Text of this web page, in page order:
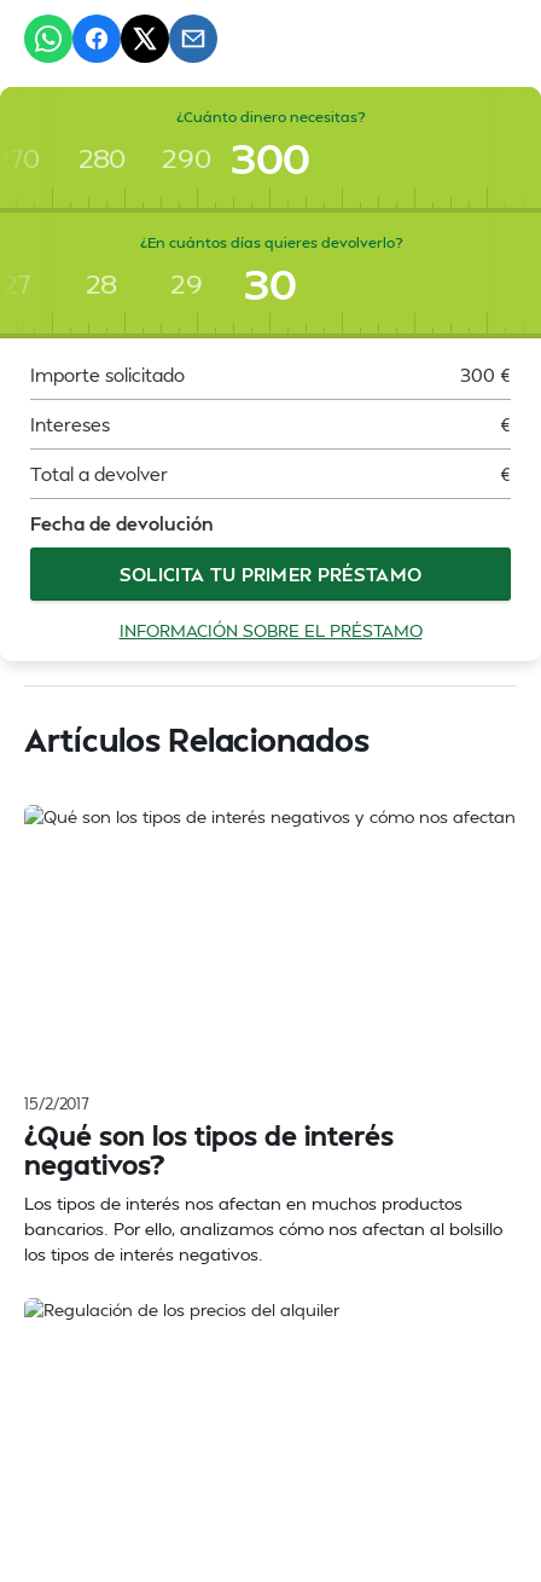
¿Cuánto dinero necesitas?
280 290 300
¿En cuántos días quieres devolverlo?
27 28 29 30
Importe solicitado 300 €
Intereses €
Total a devolver €
Fecha de devolución
SOLICITA TU PRIMER PRÉSTAMO
INFORMACIÓN SOBRE EL PRÉSTAMO
Artículos Relacionados
15/2/2017
¿Qué son los tipos de interés
negativos?
Los tipos de interés nos afectan en muchos productos
bancarios. Por ello, analizamos cómo nos afectan al bolsillo
los tipos de interés negativos.